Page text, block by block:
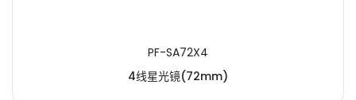
PF-SA72X4
4线星光镜(72mm)